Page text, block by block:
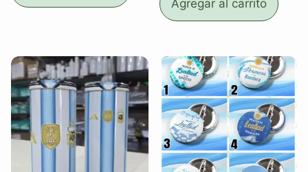
Agregar al carrito